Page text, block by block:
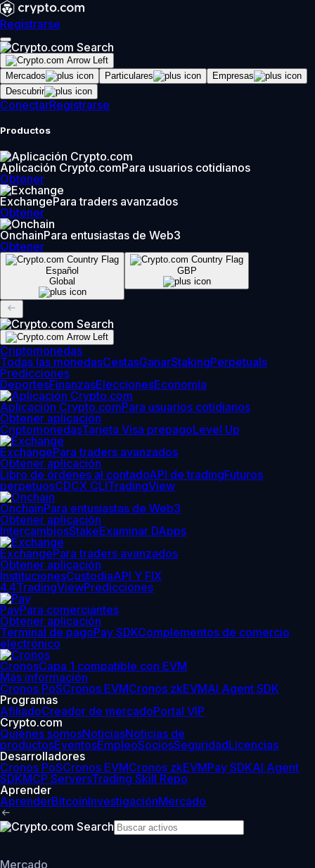
Registrarse
Mercados Particulares
Empresas
Descubrir
ConectarRegistrarse
Productos
Aplicación Crypto.comPara usuarios cotidianos
Obtener
ExchangePara traders avanzados
Obtener
OnchainPara entusiastas de Web3
Obtener
Español
Global
GBP
Criptomonedas
Todas las monedasCestasGanarStakingPerpetuals
Predicciones
DeportesFinanzasEleccionesEconomía
Aplicación Crypto.comPara usuarios cotidianos
Obtener aplicación
CriptomonedasTarjeta Visa prepagoLevel Up
ExchangePara traders avanzados
Obtener aplicación
Libro de órdenes al contadoAPI de tradingFuturos
perpetuosCDCX CLITradingView
OnchainPara entusiastas de Web3
Obtener aplicación
IntercambiosStakeExaminar DApps
ExchangePara traders avanzados
Obtener aplicación
InstitucionesCustodiaAPI Y FIX
4.4TradingViewPredicciones
PayPara comerciantes
Obtener aplicación
Terminal de pagoPay SDKComplementos de comercio
electrónico
CronosCapa 1 compatible con EVM
Más información
Cronos PoSCronos EVMCronos zkEVMAI Agent SDK
Programas
AfiliadoCreador de mercadoPortal VIP
Crypto.com
Quiénes somosNoticiasNoticias de
productosEventosEmpleoSociosSeguridadLicencias
Desarrolladores
Cronos PoSCronos EVMCronos zkEVMPay SDKAI Agent
SDKMCP ServersTrading Skill Repo
Aprender
AprenderBitcoinInvestigaciónMercado
Mercado